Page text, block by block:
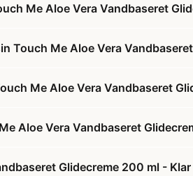
Me Aloe Vera Vandbaseret
Touch Me Aloe Vera
Me Aloe Vera Vandbaseret
Aloe Vera Vandbaseret
Glidecreme 200 ml -